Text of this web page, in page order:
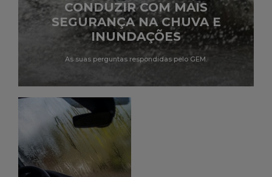
CONDUZIR COM MAIS
SEGURANÇA NA CHUVA E
INUNDAÇÕES
As suas perguntas respondidas pelo GEM.